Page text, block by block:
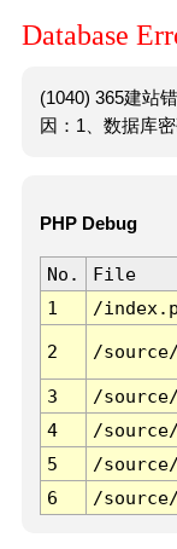
Database
(1040) 365建站
因：1、数据库
PHP Debug
No. File
1
/
2 /
3 /
4
/
5
/
6
/